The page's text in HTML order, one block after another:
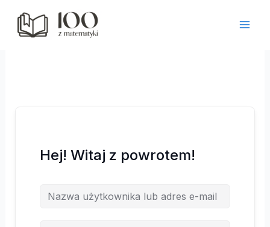
treści
Hej! Witaj z powrotem!